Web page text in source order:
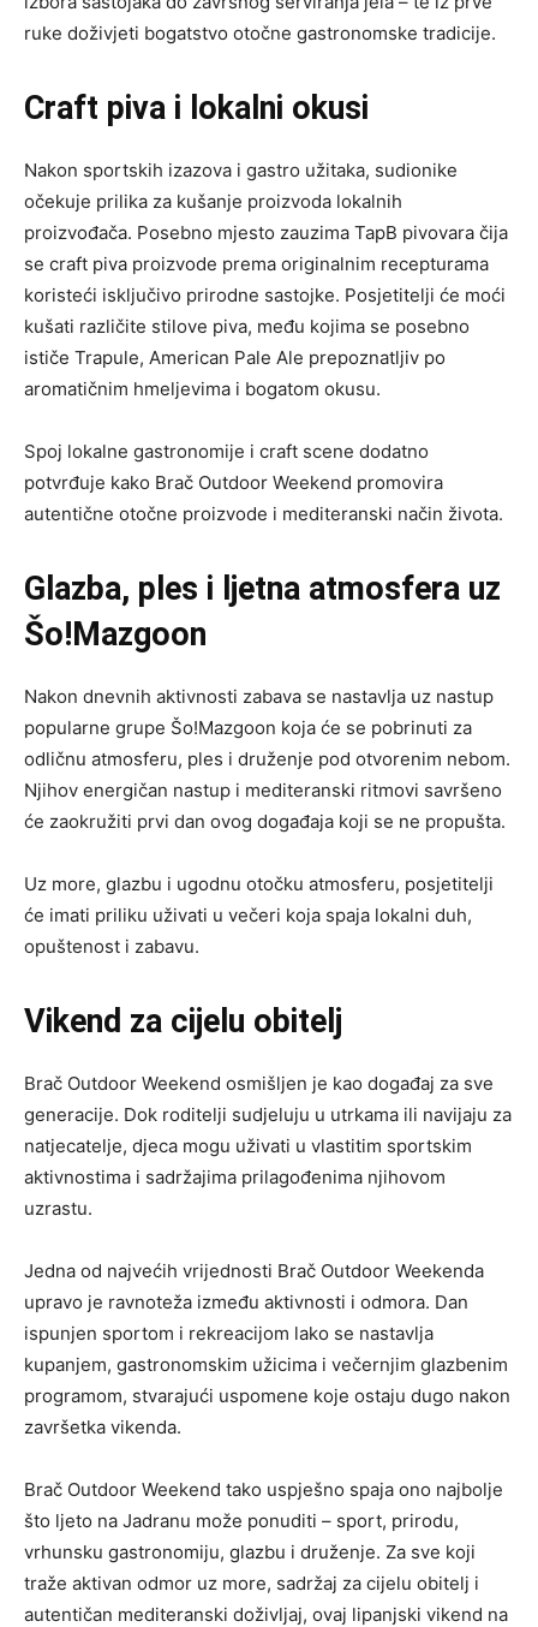
ruke doživjeti bogatstvo otočne gastronomske tradicije.
Craft piva i lokalni okusi
Nakon sportskih izazova i gastro užitaka, sudionike
očekuje prilika za kušanje proizvoda lokalnih
proizvođača. Posebno mjesto zauzima TapB pivovara čija
se craft piva proizvode prema originalnim recepturama
koristeći isključivo prirodne sastojke. Posjetitelji će moći
kušati različite stilove piva, među kojima se posebno
ističe Trapule, American Pale Ale prepoznatljiv po
aromatičnim hmeljevima i bogatom okusu.
Spoj lokalne gastronomije i craft scene dodatno
potvrđuje kako Brač Outdoor Weekend promovira
autentične otočne proizvode i mediteranski način života.
Glazba, ples i ljetna atmosfera uz
Šo!Mazgoon
Nakon dnevnih aktivnosti zabava se nastavlja uz nastup
popularne grupe Šo!Mazgoon koja će se pobrinuti za
odličnu atmosferu, ples i druženje pod otvorenim nebom.
Njihov energičan nastup i mediteranski ritmovi savršeno
će zaokružiti prvi dan ovog događaja koji se ne propušta.
Uz more, glazbu i ugodnu otočku atmosferu, posjetitelji
će imati priliku uživati u večeri koja spaja lokalni duh,
opuštenost i zabavu.
Vikend za cijelu obitelj
Brač Outdoor Weekend osmišljen je kao događaj za sve
generacije. Dok roditelji sudjeluju u utrkama ili navijaju za
natjecatelje, djeca mogu uživati u vlastitim sportskim
aktivnostima i sadržajima prilagođenima njihovom
uzrastu.
Jedna od najvećih vrijednosti Brač Outdoor Weekenda
upravo je ravnoteža između aktivnosti i odmora. Dan
ispunjen sportom i rekreacijom lako se nastavlja
kupanjem, gastronomskim užicima i večernjim glazbenim
programom, stvarajući uspomene koje ostaju dugo nakon
završetka vikenda.
Brač Outdoor Weekend tako uspješno spaja ono najbolje
što ljeto na Jadranu može ponuditi – sport, prirodu,
vrhunsku gastronomiju, glazbu i druženje. Za sve koji
traže aktivan odmor uz more, sadržaj za cijelu obitelj i
autentičan mediteranski doživljaj, ovaj lipanjski vikend na